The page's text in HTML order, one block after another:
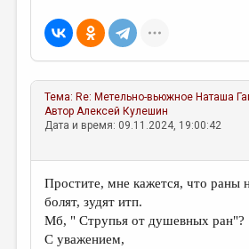
ТРЕДИАКОВСКИЙ
ВКОНТАКТЕ
Тема: Re: Метельно-вьюжное Наташа
АвторАлексей Кулешин
Дата и время: 09.11.2024, 19:00:42
Простите, мне кажется, что раны
болят, зудят итп.
Мб, " Струпья от душевных ран"?
С уважением,